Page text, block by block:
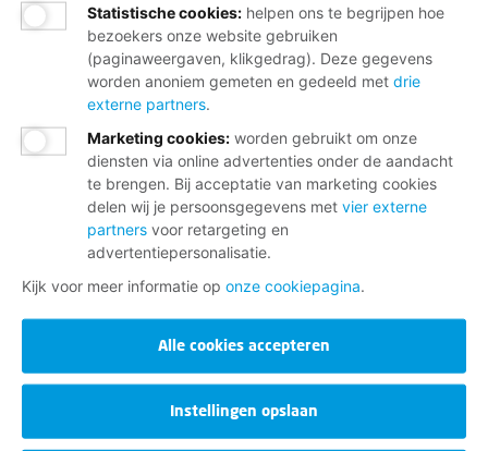
Statistische cookies: helpen ons te begrijpen hoe
bezoekers onze website gebruiken
(paginaweergaven, klikgedrag). Deze gegevens
worden anoniem gemeten en gedeeld met drie
externe partners.
Marketing cookies: worden gebruikt om onze
diensten via online advertenties onder de aandacht
te brengen. Bij acceptatie van marketing cookies
delen wij je persoonsgegevens met vier externe
partners voor retargeting en
advertentiepersonalisatie.
Kijk voor meer informatie op onze cookiepagina.
Alle cookies accepteren
Instellingen opslaan